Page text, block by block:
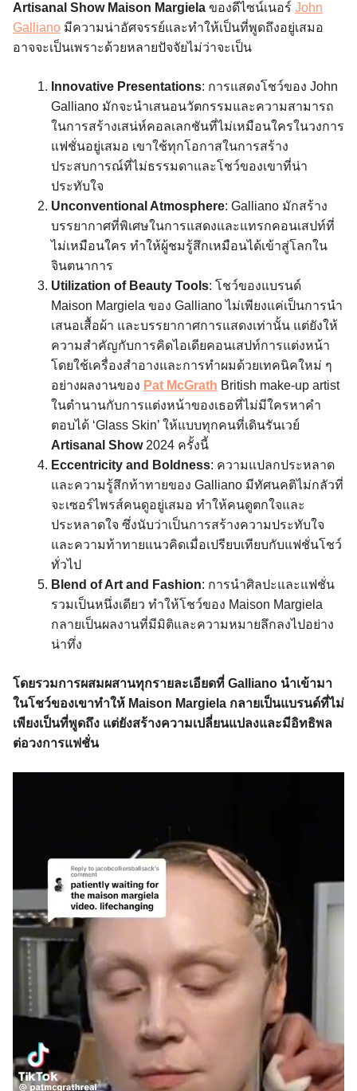
Artisanal Show Maison Margiela ของดีไซน์เนอร์ John
Galliano มีความน่าอัศจรรย์และทำให้เป็นที่พูดถึงอยู่เสมอ
อาจจะเป็นเพราะด้วยหลายปัจจัยไม่ว่าจะเป็น
Innovative Presentations: การแสดงโชว์ของ John
Galliano มักจะนำเสนอนวัตกรรมและความสามารถ
ในการสร้างเสน่ห์คอลเลกชันที่ไม่เหมือนใครในวงการ
แฟชั่นอยู่เสมอ เขาใช้ทุกโอกาสในการสร้าง
ประสบการณ์ที่ไม่ธรรมดาและโชว์ของเขาที่น่า
ประทับใจ
Unconventional Atmosphere: Galliano มักสร้าง
บรรยากาศที่พิเศษในการแสดงและแทรกคอนเสปท์ที่
ไม่เหมือนใคร ทำให้ผู้ชมรู้สึกเหมือนได้เข้าสู่โลกใน
จินตนาการ
Utilization of Beauty Tools: โชว์ของแบรนด์
Maison Margiela ของ Galliano ไม่เพียงแค่เป็นการนำ
เสนอเสื้อผ้า และบรรยากาศการแสดงเท่านั้น แต่ยังให้
ความสำคัญกับการคิดไอเดียคอนเสปท์การแต่งหน้า
โดยใช้เครื่องสำอางและการทำผมด้วยเทคนิคใหม่ ๆ
อย่างผลงานของ Pat McGrath British make-up artist
ในตำนานกับการแต่งหน้าของเธอที่ไม่มีใครหาคำ
ตอบได้ ‘Glass Skin’ ให้แบบทุกคนที่เดินรันเวย์
Artisanal Show2024 ครั้งนี้
Eccentricity and Boldness: ความแปลกประหลาด
และความรู้สึกท้าทายของ Galliano มีทัศนคติไม่กลัวที่
จะเซอร์ไพรส์คนดูอยู่เสมอ ทำให้คนดูตกใจและ
ประหลาดใจ ซึ่งนับว่าเป็นการสร้างความประทับใจ
และความท้าทายแนวคิดเมื่อเปรียบเทียบกับแฟชั่นโชว์
ทั่วไป
Blend of Art and Fashion: การนำศิลปะและแฟชั่น
รวมเป็นหนึ่งเดียว ทำให้โชว์ของ Maison Margiela
กลายเป็นผลงานที่มีมิติและความหมายลึกลงไปอย่าง
น่าทึ่ง
โดยรวมการผสมผสานทุกรายละเอียดที่ Galliano นำเข้ามา
ในโชว์ของเขาทำให้ Maison Margiela กลายเป็นแบรนด์ที่ไม่
เพียงเป็นที่พูดถึง แต่ยังสร้างความเปลี่ยนแปลงและมีอิทธิพล
ต่อวงการแฟชั่น